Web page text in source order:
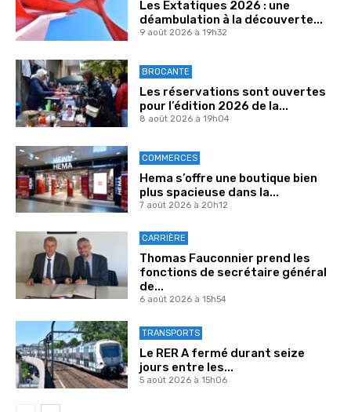
Les Extatiques 2026 : une
déambulation à la découverte...
9 août 2026 à 19h32
BROCANTE
Les réservations sont ouvertes
pour l’édition 2026 de la...
8 août 2026 à 19h04
COMMERCES
Hema s’offre une boutique bien
plus spacieuse dans la...
7 août 2026 à 20h12
CARRIÈRE
Thomas Fauconnier prend les
fonctions de secrétaire général
de...
6 août 2026 à 15h54
TRANSPORTS
Le RER A fermé durant seize
jours entre les...
5 août 2026 à 15h06